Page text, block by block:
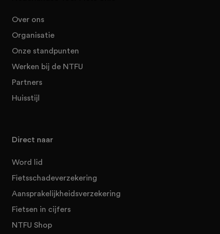
Over ons
Organisatie
Onze standpunten
Werken bij de NTFU
Partners
Huisstijl
Direct naar
Word lid
Fietsschadeverzekering
Aansprakelijkheidsverzekering
Fietsen in cijfers
NTFU Shop